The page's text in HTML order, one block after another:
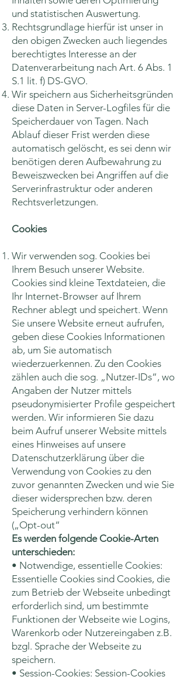
und statistischen Auswertung.
Rechtsgrundlage hierfür ist unser in
den obigen Zwecken auch liegendes
berechtigtes Interesse an der
Datenverarbeitung nach Art. 6 Abs. 1
S.1 lit. f) DS-GVO.
Wir speichern aus Sicherheitsgründen
diese Daten in Server-Logfiles für die
Speicherdauer von Tagen. Nach
Ablauf dieser Frist werden diese
automatisch gelöscht, es sei denn wir
benötigen deren Aufbewahrung zu
Beweiszwecken bei Angriffen auf die
Serverinfrastruktur oder anderen
Rechtsverletzungen.
Cookies
Wir verwenden sog. Cookies bei
Ihrem Besuch unserer Website.
Cookies sind kleine Textdateien, die
Ihr Internet-Browser auf Ihrem
Rechner ablegt und speichert. Wenn
Sie unsere Website erneut aufrufen,
geben diese Cookies Informationen
ab, um Sie automatisch
wiederzuerkennen. Zu den Cookies
zählen auch die sog. „Nutzer-IDs“, wo
Angaben der Nutzer mittels
pseudonymisierter Profile gespeichert
werden. Wir informieren Sie dazu
beim Aufruf unserer Website mittels
eines Hinweises auf unsere
Datenschutzerklärung über die
Verwendung von Cookies zu den
zuvor genannten Zwecken und wie Sie
dieser widersprechen bzw. deren
Speicherung verhindern können
(„Opt-out“
Es werden folgende Cookie-Arten
unterschieden:
• Notwendige, essentielle Cookies:
Essentielle Cookies sind Cookies, die
zum Betrieb der Webseite unbedingt
erforderlich sind, um bestimmte
Funktionen der Webseite wie Logins,
Warenkorb oder Nutzereingaben z.B.
bzgl. Sprache der Webseite zu
speichern.
• Session-Cookies: Session-Cookies